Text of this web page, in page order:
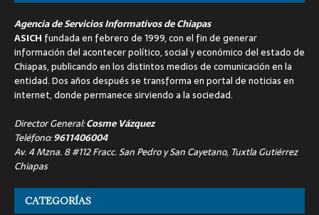
Agencia de Servicios Informativos de Chiapas
ASICH fundada en febrero de 1999, con el fin de generar
información del acontecer político, social y económico del estado de
Chiapas, publicando en los distintos medios de comunicación en la
entidad. Dos años después se transforma en portal de noticias en
internet, donde permanece sirviendo a la sociedad.
Director General:Cosme Vázquez
Teléfono:9611406004
Av. 4 Mzna. 8 #112 Fracc. San Pedro y San Cayetano, Tuxtla Gutiérrez
Chiapas
CATEGORÍAS